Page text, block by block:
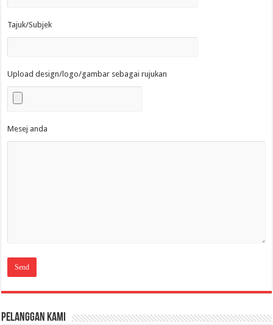
Tajuk/Subjek
Upload design/logo/gambar sebagai rujukan
Mesej anda
Pelanggan Kami